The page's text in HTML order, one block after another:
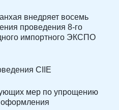
внедряет восемь
проведения 8-го
импортного ЭКСПО
CIIE
мер по упрощению
оформления